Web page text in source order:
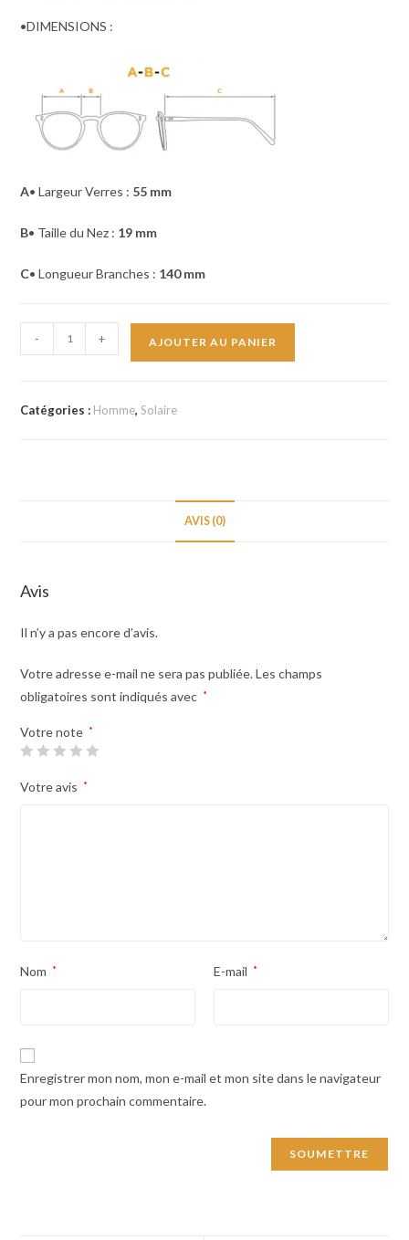
•DIMENSIONS :
A• Largeur Verres : 55 mm
B• Taille du Nez : 19 mm
C• Longueur Branches : 140 mm
quantité
de
- + AJOUTER AU PANIER
Catégories : Homme,Solaire
AVIS (0)
Avis
Il n’y a pas encore d’avis.
Votre adresse e-mail ne sera pas publiée. Les champs
obligatoires sont indiqués avec *
Votre note *
Votre avis *
Nom * E-mail *
Enregistrer mon nom, mon e-mail et mon site dans le navigateur
pour mon prochain commentaire.